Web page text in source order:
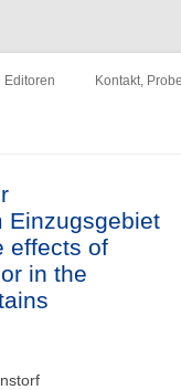
Inhalt
Editoren Kontakt,
Einzugsgebiet
effects of
in the